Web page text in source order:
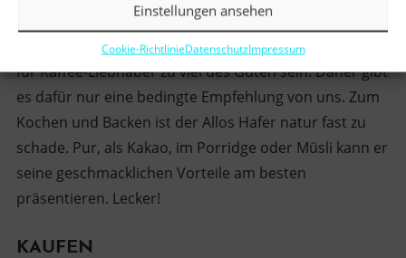
Einstellungen ansehen
Cookie-RichtlinieDatenschutzImpressum
cremig. Einzig und allein die sehr deutliche Süße und
die zwar milde, aber doch deutlich Hafernote könnte
für Kaffee-Liebhaber zu viel des Guten sein. Daher gibt
es dafür nur eine bedingte Empfehlung von uns. Zum
Kochen und Backen ist der Allos Hafer natur fast zu
schade. Pur, als Kakao, im Porridge oder Müsli kann er
seine geschmacklichen Vorteile am besten
präsentieren. Lecker!
KAUFEN